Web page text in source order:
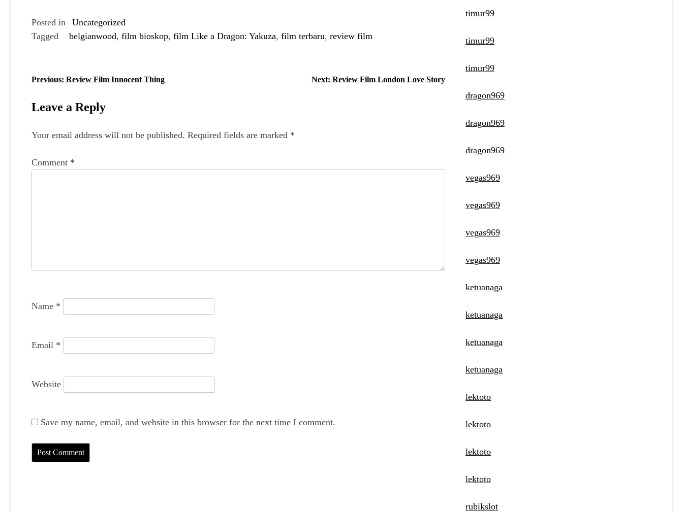
Posted in
Uncategorized
Tagged
belgianwood, film bioskop, film Like a Dragon: Yakuza, film terbaru, review film
P
o
t
a
o
Previous: Review Film Innocent Thing Next: Review Film London Love Story
Leave a Reply
Your email address will not be published. Required fields are marked *
Comment *
Name *
Email *
Website
Save my name, email, and website in this browser for the next time I comment.
timur99
timur99
timur99
dragon969
dragon969
dragon969
vegas969
vegas969
vegas969
vegas969
ketuanaga
ketuanaga
ketuanaga
ketuanaga
lektoto
lektoto
lektoto
lektoto
rubikslot